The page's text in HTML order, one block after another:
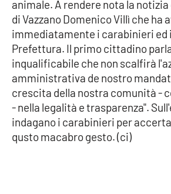
Cronaca
Cultura
Economia e Lavoro
Politica
animale. A rendere nota la
di Vazzano Domenico Villì che ha
immediatamente i carabinieri ed
Prefettura. Il primo cittadino
inqualificabile che non scalfirà
amministrativa de nostro
crescita della nostra comunità -
- nella legalità e trasparenza".
indagano i carabinieri per
qusto macabro gesto. (ci)